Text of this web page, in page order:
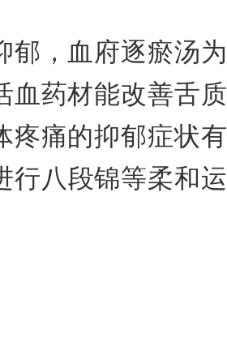
郁，血府逐瘀汤为
血药材能改善舌质
疼痛的抑郁症状有
行八段锦等柔和运